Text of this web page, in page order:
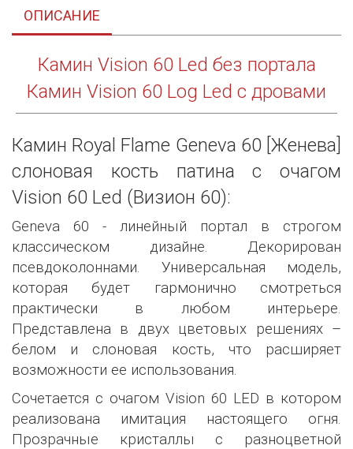
ОПИСАНИЕ
Камин Vision 60 Led без портала
Камин Vision 60 Log Led с дровами
Камин Royal Flame Geneva 60 [Женева]
слоновая кость патина с очагом
Vision 60 Led (Визион 60):
Geneva 60 - линейный портал в строгом
классическом дизайне. Декорирован
псевдоколоннами. Универсальная модель,
которая будет гармонично смотреться
практически в любом интерьере.
Представлена в двух цветовых решениях –
белом и слоновая кость, что расширяет
возможности ее использования.
Сочетается с очагом Vision 60 LED в котором
реализована имитация настоящего огня.
Прозрачные кристаллы с разноцветной